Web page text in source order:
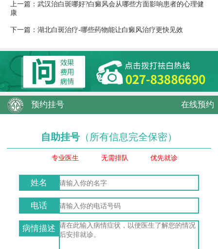
上一篇： 武汉治白斑哪好?白癜风会从哪些方面影响患者的心理健
康
下一篇： 湖北白斑治疗-哪些药物能让白癜风治疗更快见效
预约挂号 在线预约
自助挂号 （所有信息完全保密）
专业医生 无需排队 优先就诊
姓名
电话
病情描述